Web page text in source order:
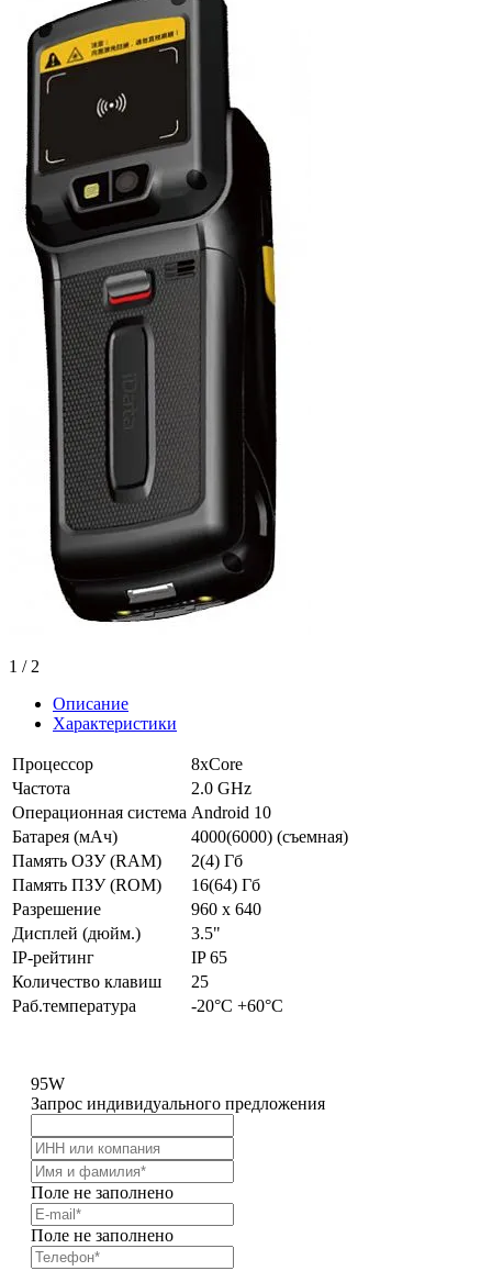
1 / 2
Описание
Характеристики
Процессор
8xCore
Частота
2.0 GHz
Операционная система Android 10
Батарея (мАч)
4000(6000) (съемная)
Память ОЗУ (RAM)
2(4) Гб
Память ПЗУ (ROM)
16(64) Гб
Разрешение
960 x 640
Дисплей (дюйм.)
3.5"
IP-рейтинг
IP 65
Количество клавиш
25
Раб.температура
-20°C +60°C
95W
Запрос индивидуального предложения
Поле не заполнено
Поле не заполнено